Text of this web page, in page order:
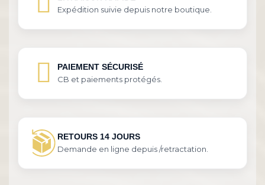
Expédition suivie depuis notre boutique.
PAIEMENT SÉCURISÉ
CB et paiements protégés.
RETOURS 14 JOURS
Demande en ligne depuis /retractation.